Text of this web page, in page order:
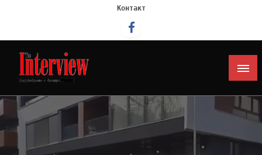
Контакт
Интервју